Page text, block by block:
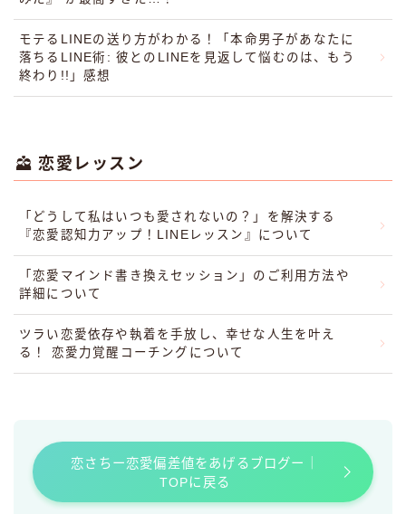
モテるLINEの送り方がわかる！「本命男子があなたに
落ちるLINE術: 彼とのLINEを見返して悩むのは、もう
終わり!!」感想
恋愛レッスン
「どうして私はいつも愛されないの？」を解決する
『恋愛認知力アップ！LINEレッスン』について
「恋愛マインド書き換えセッション」のご利用方法や
詳細について
ツラい恋愛依存や執着を手放し、幸せな人生を叶え
る！ 恋愛力覚醒コーチングについて
恋さちー恋愛偏差値をあげるブログー｜
TOPに戻る